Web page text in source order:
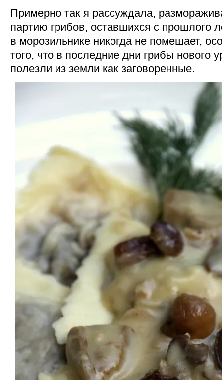
Примерно так я рассуждала,
партию грибов, оставшихся с прошлого
в морозильнике никогда не помешает,
того, что в последние дни грибы нового
полезли из земли как заговоренные.